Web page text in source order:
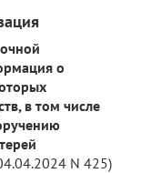
о
в том числе
N 425)